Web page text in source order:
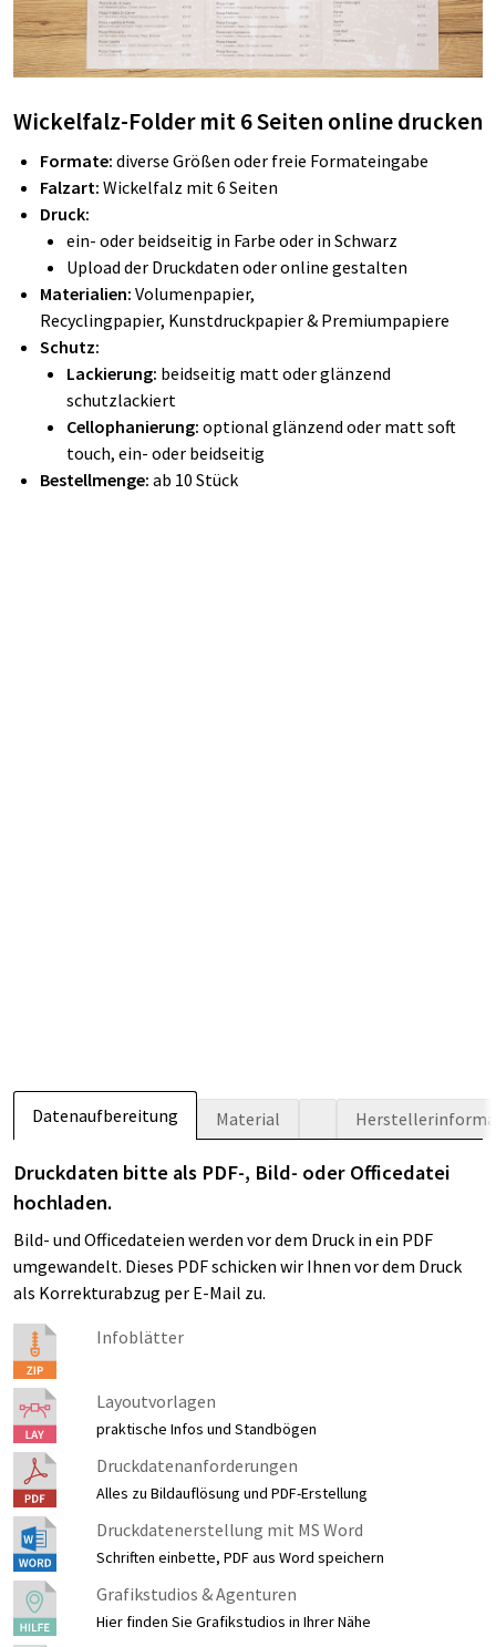
Wickelfalz-Folder mit 6 Seiten online drucken
Formate: diverse Größen oder freie Formateingabe
Falzart: Wickelfalz mit 6 Seiten
Druck:
ein- oder beidseitig in Farbe oder in Schwarz
Upload der Druckdaten oder online gestalten
Materialien: Volumenpapier,
Recyclingpapier, Kunstdruckpapier & Premiumpapiere
Schutz:
Lackierung: beidseitig matt oder glänzend
schutzlackiert
Cellophanierung: optional glänzend oder matt soft
touch, ein- oder beidseitig
Bestellmenge: ab 10 Stück
Datenaufbereitung Material
Druckdaten bitte als PDF-, Bild- oder Officedatei
hochladen.
Bild- und Officedateien werden vor dem Druck in ein PDF
umgewandelt. Dieses PDF schicken wir Ihnen vor dem Druck
als Korrekturabzug per E-Mail zu.
Infoblätter
Layoutvorlagen
praktische Infos und Standbögen
Druckdatenanforderungen
Alles zu Bildauflösung und PDF-Erstellung
Druckdatenerstellung mit MS Word
Schriften einbette, PDF aus Word speichern
Grafikstudios & Agenturen
Hier finden Sie Grafikstudios in Ihrer Nähe